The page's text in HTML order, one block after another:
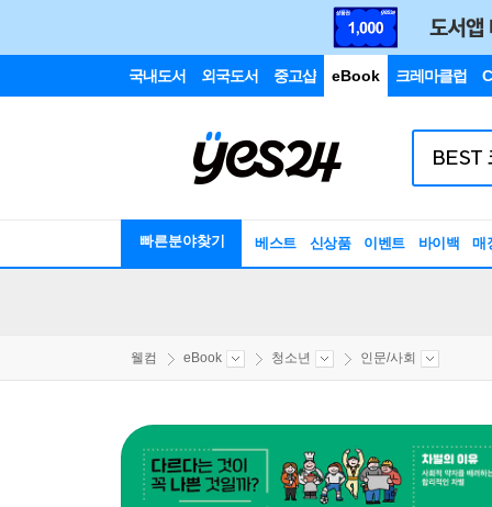
국내도서 외국도서 중고샵 eBook 크레마클럽
빠른분야찾기 베스트 신상품 이벤트 바이백 매
웰컴 eBook 청소년 인문/사회